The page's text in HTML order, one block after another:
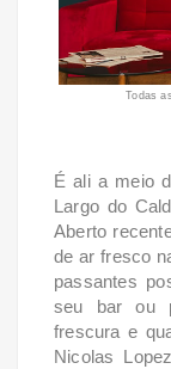
Todas
É ali a meio
Largo do
Aberto
de ar fresco
passantes
seu bar ou
frescura e
Nicolas